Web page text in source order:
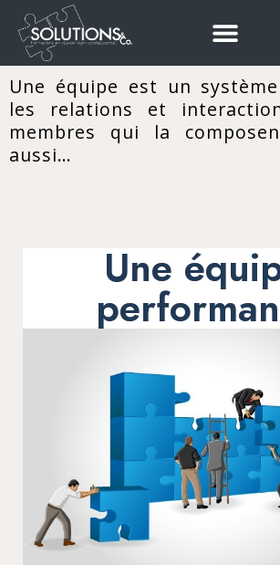
Une équipe est un
les relations et
membres qui la
aussi…
Une